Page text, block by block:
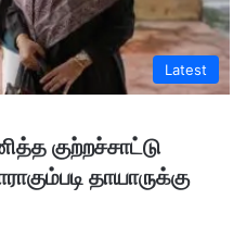
Latest
குற்றச்சாட்டு
தாயாருக்கு